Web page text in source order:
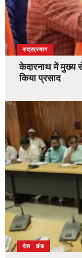
उत्तराखंड
देश
रुद्रप्रयाग
केदारनाथ में मुख्य
किया प्रसाद
उत्तराखंड
देश